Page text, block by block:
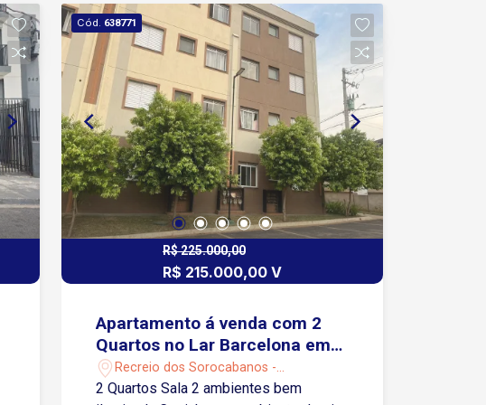
Cód. 638771
R$ 225.000,00
R$ 215.000,00 V
Apartamento á venda com 2
Quartos no Lar Barcelona em
Sorocaba- SP
Recreio dos Sorocabanos -
Sorocaba/SP
2 Quartos Sala 2 ambientes bem